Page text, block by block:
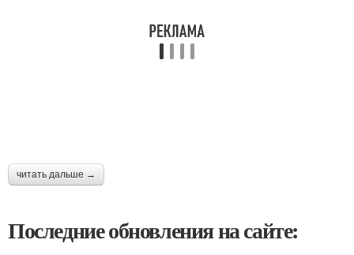
читать дальше →
Последние обновления на сайте: